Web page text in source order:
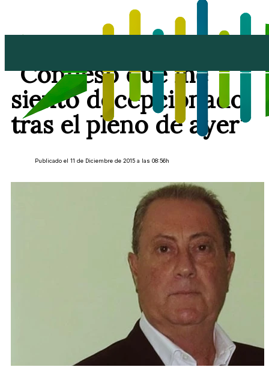
"Confieso que me
siento decepcionado
tras el pleno de ayer"
Publicado el 11 de Diciembre de 2015 a las 08:56h